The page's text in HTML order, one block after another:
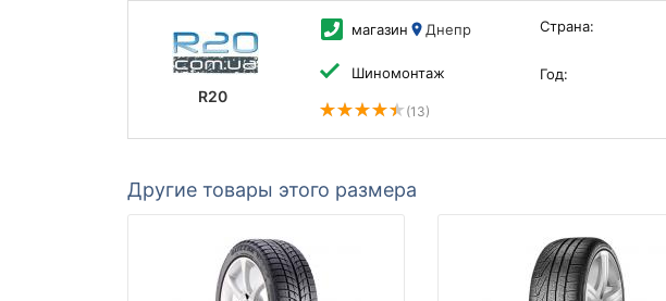
R20
магазин Днепр
Шиномонтаж
(13)
Страна:
Год:
Другие товары этого размера